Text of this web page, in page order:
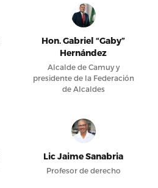
Hon. Gabriel “Gaby”
Hernández
Alcalde de Camuy y
presidente de la Federación
de Alcaldes
Lic Jaime Sanabria
Profesor de derecho